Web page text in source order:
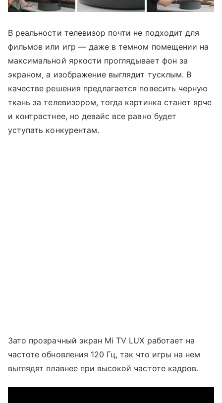
В реальности телевизор почти не подходит для
фильмов или игр — даже в темном помещении на
максимальной яркости проглядывает фон за
экраном, а изображение выглядит тусклым. В
качестве решения предлагается повесить черную
ткань за телевизором, тогда картинка станет ярче
и контрастнее, но девайс все равно будет
уступать конкурентам.
Зато прозрачный экран Mi TV LUX работает на
частоте обновления 120 Гц, так что игры на нем
выглядят плавнее при высокой частоте кадров.